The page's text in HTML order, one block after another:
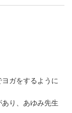
ガをするように
り、あゆみ先生